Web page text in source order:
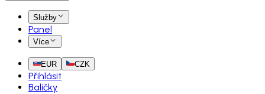
Služby
Panel
Více
EUR CZK
Přihlásit
Balíčky